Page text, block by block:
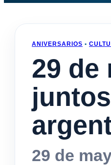
ANIVERSARIOS •
29 de
29 de